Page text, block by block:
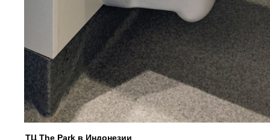
ТЦ The Park в Индонезии